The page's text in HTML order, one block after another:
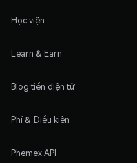
Học viện
Learn & Earn
Blog tiền điện tử
Phí & Điều kiện
Phemex API